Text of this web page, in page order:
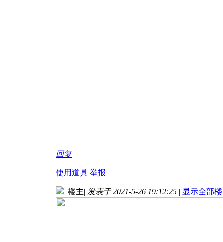
回复
使用道具 举报
楼主| 发表于 2021-5-26 19:12:25 | 显示全部